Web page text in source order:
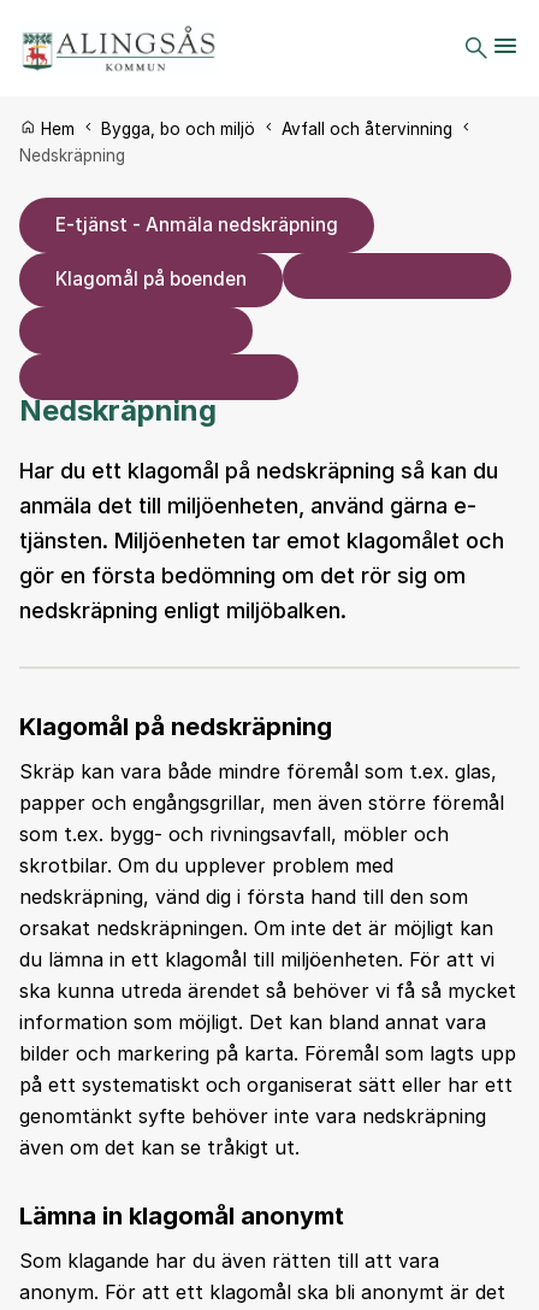
Du är här:
Hem Bygga, bo och miljö
Avfall och återvinning
Nedskräpning
E-tjänst - Anmäla nedskräpning
Klagomål på boenden
Nedskräpning
Har du ett klagomål på nedskräpning så kan du
anmäla det till miljöenheten, använd gärna e-
tjänsten. Miljöenheten tar emot klagomålet och
gör en första bedömning om det rör sig om
nedskräpning enligt miljöbalken.
Klagomål på nedskräpning
Skräp kan vara både mindre föremål som t.ex. glas,
papper och engångsgrillar, men även större föremål
som t.ex. bygg- och rivningsavfall, möbler och
skrotbilar. Om du upplever problem med
nedskräpning, vänd dig i första hand till den som
orsakat nedskräpningen. Om inte det är möjligt kan
du lämna in ett klagomål till miljöenheten. För att vi
ska kunna utreda ärendet så behöver vi få så mycket
information som möjligt. Det kan bland annat vara
bilder och markering på karta. Föremål som lagts upp
på ett systematiskt och organiserat sätt eller har ett
genomtänkt syfte behöver inte vara nedskräpning
även om det kan se tråkigt ut.
Lämna in klagomål anonymt
Som klagande har du även rätten till att vara
anonym. För att ett klagomål ska bli anonymt är det